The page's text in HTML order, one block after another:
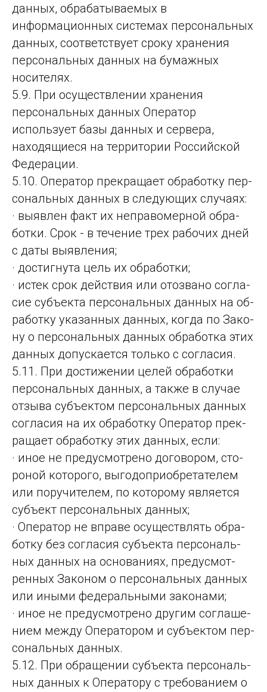
данных, обрабатываемых в
информационных системах персональных
данных, соответствует сроку хранения
персональных данных на бумажных
носителях.
5.9. При осуществлении хранения
персональных данных Оператор
использует базы данных и сервера,
находящиеся на территории Российской
Федерации.
5.10. Опера­тор прек­ра­ща­ет об­ра­бот­ку пер­
со­наль­ных дан­ных в сле­ду­ющих слу­ча­ях:
· выяв­лен факт их неп­ра­во­мер­ной об­ра­
бот­ки. Срок - в те­че­ние трех ра­бо­чих дней
с да­ты вы­яв­ле­ния;
· достиг­ну­та цель их об­ра­бот­ки;
· истек срок дей­ствия или отоз­ва­но сог­ла­
сие субъ­ек­та пер­со­наль­ных дан­ных на об­
ра­бот­ку ука­зан­ных дан­ных, ког­да по За­ко­
ну о пер­со­наль­ных дан­ных об­ра­бот­ка этих
дан­ных до­пус­ка­ет­ся толь­ко с сог­ла­сия.
5.11. При дости­же­нии це­лей об­ра­бот­ки
пер­со­наль­ных дан­ных, а так­же в слу­чае
от­зы­ва субъ­ек­том пер­со­наль­ных дан­ных
сог­ла­сия на их об­ра­бот­ку Опе­ра­тор прек­
ра­ща­ет об­ра­бот­ку этих дан­ных, ес­ли:
· иное не предус­мот­ре­но до­го­во­ром, сто­
ро­ной ко­то­ро­го, вы­го­доп­ри­об­ре­та­те­лем
или по­ру­чи­те­лем, по ко­то­ро­му яв­ля­ет­ся
субъ­ект пер­со­наль­ных дан­ных;
· Опера­тор не впра­ве осу­щест­влять об­ра­
бот­ку без сог­ла­сия субъ­ек­та пер­со­наль­
ных дан­ных на ос­но­ва­ни­ях, пре­дус­мот­
рен­ных За­ко­ном о пер­со­наль­ных дан­ных
или ины­ми фе­де­раль­ны­ми за­ко­на­ми;
· иное не предус­мот­ре­но дру­гим сог­ла­ше­
ни­ем меж­ду Опе­ра­то­ром и субъ­ек­том пер­
со­наль­ных дан­ных.
5.12. При обра­ще­нии субъ­ек­та пер­со­наль­
ных дан­ных к Опе­ра­то­ру с тре­бо­ва­ни­ем о